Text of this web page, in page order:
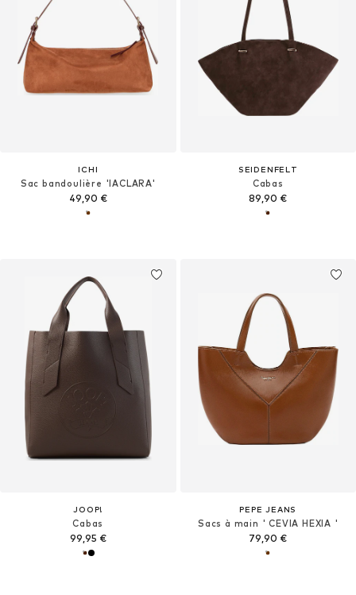
ICHI
Sac bandoulière 'IACLARA'
49,90 €
SEIDENFELT
Cabas
89,90 €
JOOP!
Cabas
99,95 €
PEPE JEANS
Sacs à main ' CEVIA HEXIA '
79,90 €